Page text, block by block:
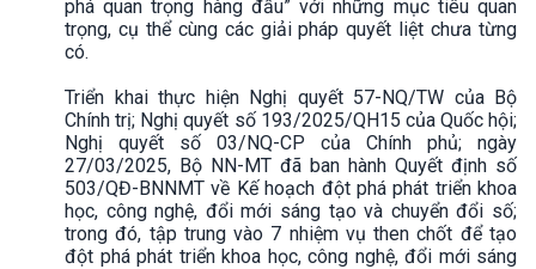
phá quan trọng hàng đầu” với những mục tiêu quan
trọng, cụ thể cùng các giải pháp quyết liệt chưa từng
có.
Triển khai thực hiện Nghị quyết 57-NQ/TW của Bộ
Chính trị; Nghị quyết số 193/2025/QH15 của Quốc hội;
Nghị quyết số 03/NQ-CP của Chính phủ; ngày
27/03/2025, Bộ NN-MT đã ban hành Quyết định số
503/QĐ-BNNMT về Kế hoạch đột phá phát triển khoa
học, công nghệ, đổi mới sáng tạo và chuyển đổi số;
trong đó, tập trung vào 7 nhiệm vụ then chốt để tạo
đột phá phát triển khoa học, công nghệ, đổi mới sáng